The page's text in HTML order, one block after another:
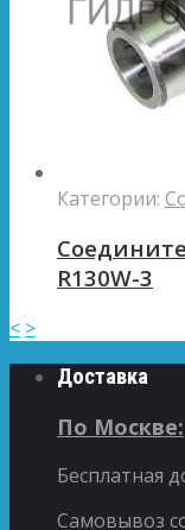
Категории:
R130W-3
< >
Доставка
По Москве:
Бесплатная
Самовывоз